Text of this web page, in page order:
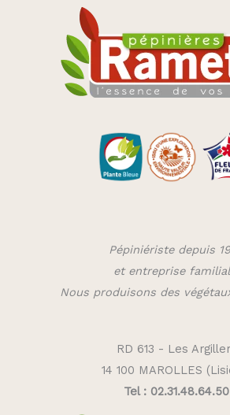
Pépiniériste depuis
et entreprise
Nous produisons des
RD 613 - Les
14 100 MAROLLES
Tel : 02.31.48.64.50